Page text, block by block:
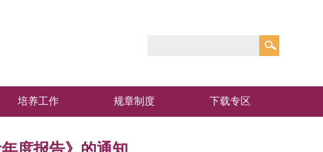
培养工作 规章制度 下载专区